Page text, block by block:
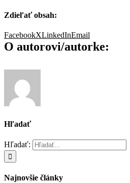
Zdieľať obsah:
FacebookXLinkedInEmail
O autorovi/autorke:
Hľadať
Hľadať:
Najnovšie články